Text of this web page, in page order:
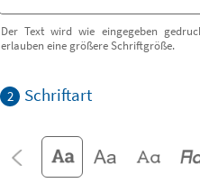
Der Text wird wie eingegeben
erlauben eine größere Schriftgröße.
2 Schriftart